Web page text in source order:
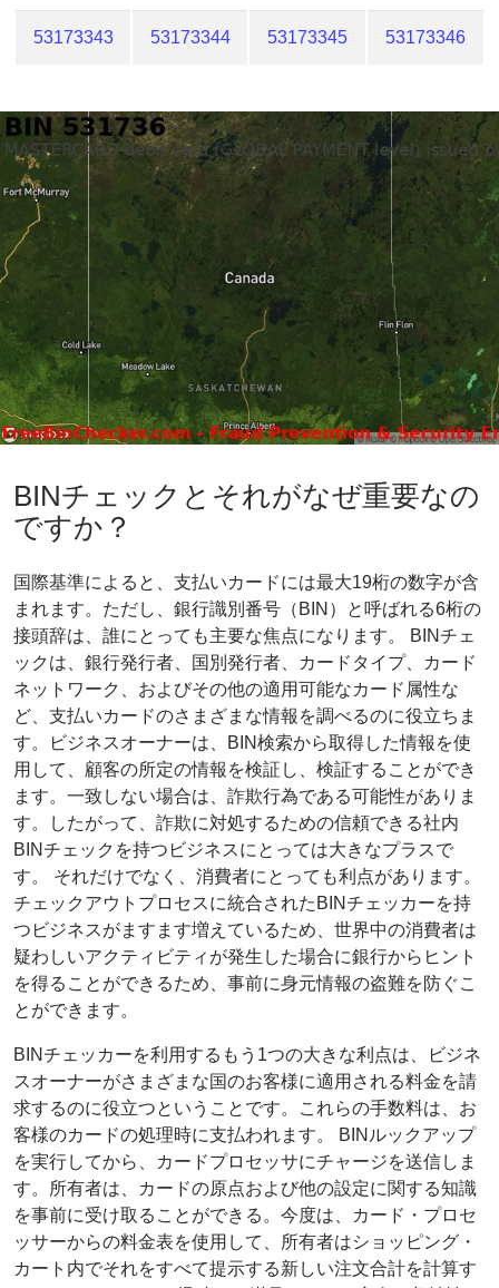
53173343 53173344 53173345 53173346
BINチェックとそれがなぜ重要なの
ですか？
国際基準によると、支払いカードには最大19桁の数字が含
まれます。ただし、銀行識別番号（BIN）と呼ばれる6桁の
接頭辞は、誰にとっても主要な焦点になります。 BINチェ
ックは、銀行発行者、国別発行者、カードタイプ、カード
ネットワーク、およびその他の適用可能なカード属性な
ど、支払いカードのさまざまな情報を調べるのに役立ちま
す。ビジネスオーナーは、BIN検索から取得した情報を使
用して、顧客の所定の情報を検証し、検証することができ
ます。一致しない場合は、詐欺行為である可能性がありま
す。したがって、詐欺に対処するための信頼できる社内
BINチェックを持つビジネスにとっては大きなプラスで
す。 それだけでなく、消費者にとっても利点があります。
チェックアウトプロセスに統合されたBINチェッカーを持
つビジネスがますます増えているため、世界中の消費者は
疑わしいアクティビティが発生した場合に銀行からヒント
を得ることができるため、事前に身元情報の盗難を防ぐこ
とができます。
BINチェッカーを利用するもう1つの大きな利点は、ビジネ
スオーナーがさまざまな国のお客様に適用される料金を請
求するのに役立つということです。これらの手数料は、お
客様のカードの処理時に支払われます。 BINルックアップ
を実行してから、カードプロセッサにチャージを送信しま
す。所有者は、カードの原点および他の設定に関する知識
を事前に受け取ることができる。今度は、カード・プロセ
ッサーからの料金表を使用して、所有者はショッピング・
カート内でそれをすべて提示する新しい注文合計を計算す